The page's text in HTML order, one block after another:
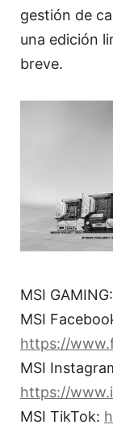
gestión de
una edición
breve.
MSI GAMING:
MSI
https://
MSI
https://
MSI TikTok: